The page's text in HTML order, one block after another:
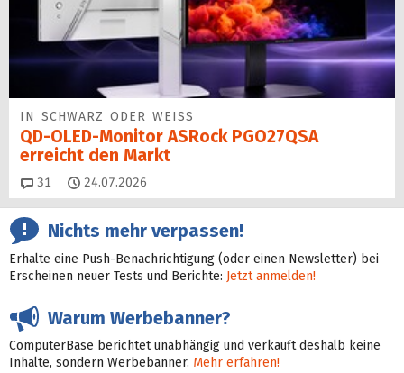
IN SCHWARZ ODER WEISS
QD-OLED-Monitor ASRock PGO27QSA
erreicht den Markt
31 Kommentare
24.07.2026
Nichts mehr verpassen!
Erhalte eine Push-Benachrichtigung (oder einen Newsletter) bei
Erscheinen neuer Tests und Berichte: Jetzt anmelden!
Warum Werbebanner?
ComputerBase berichtet unabhängig und verkauft deshalb keine
Inhalte, sondern Werbebanner. Mehr erfahren!